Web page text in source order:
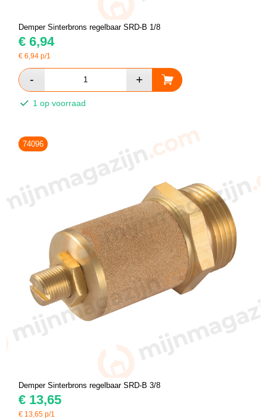
Demper Sinterbrons regelbaar SRD-B 1/8
€ 6,94
€6,94 p/1
1 op voorraad
74096
Demper Sinterbrons regelbaar SRD-B 3/8
€ 13,65
€ 13,65 p/1